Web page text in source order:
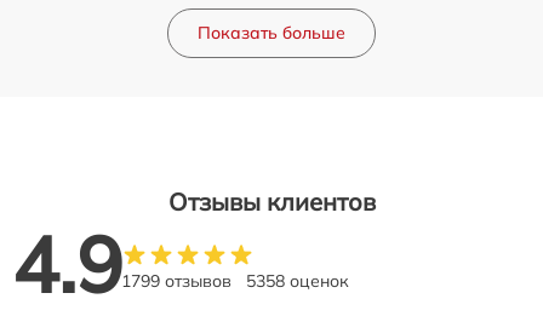
Показать больше
Отзывы клиентов
4.91799 отзывов 5358 оценок